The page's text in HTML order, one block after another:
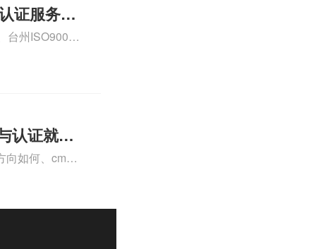
证服务怎
台州ISO9000
、CE认证怎
认证就业
向如何、cma
就业方向、